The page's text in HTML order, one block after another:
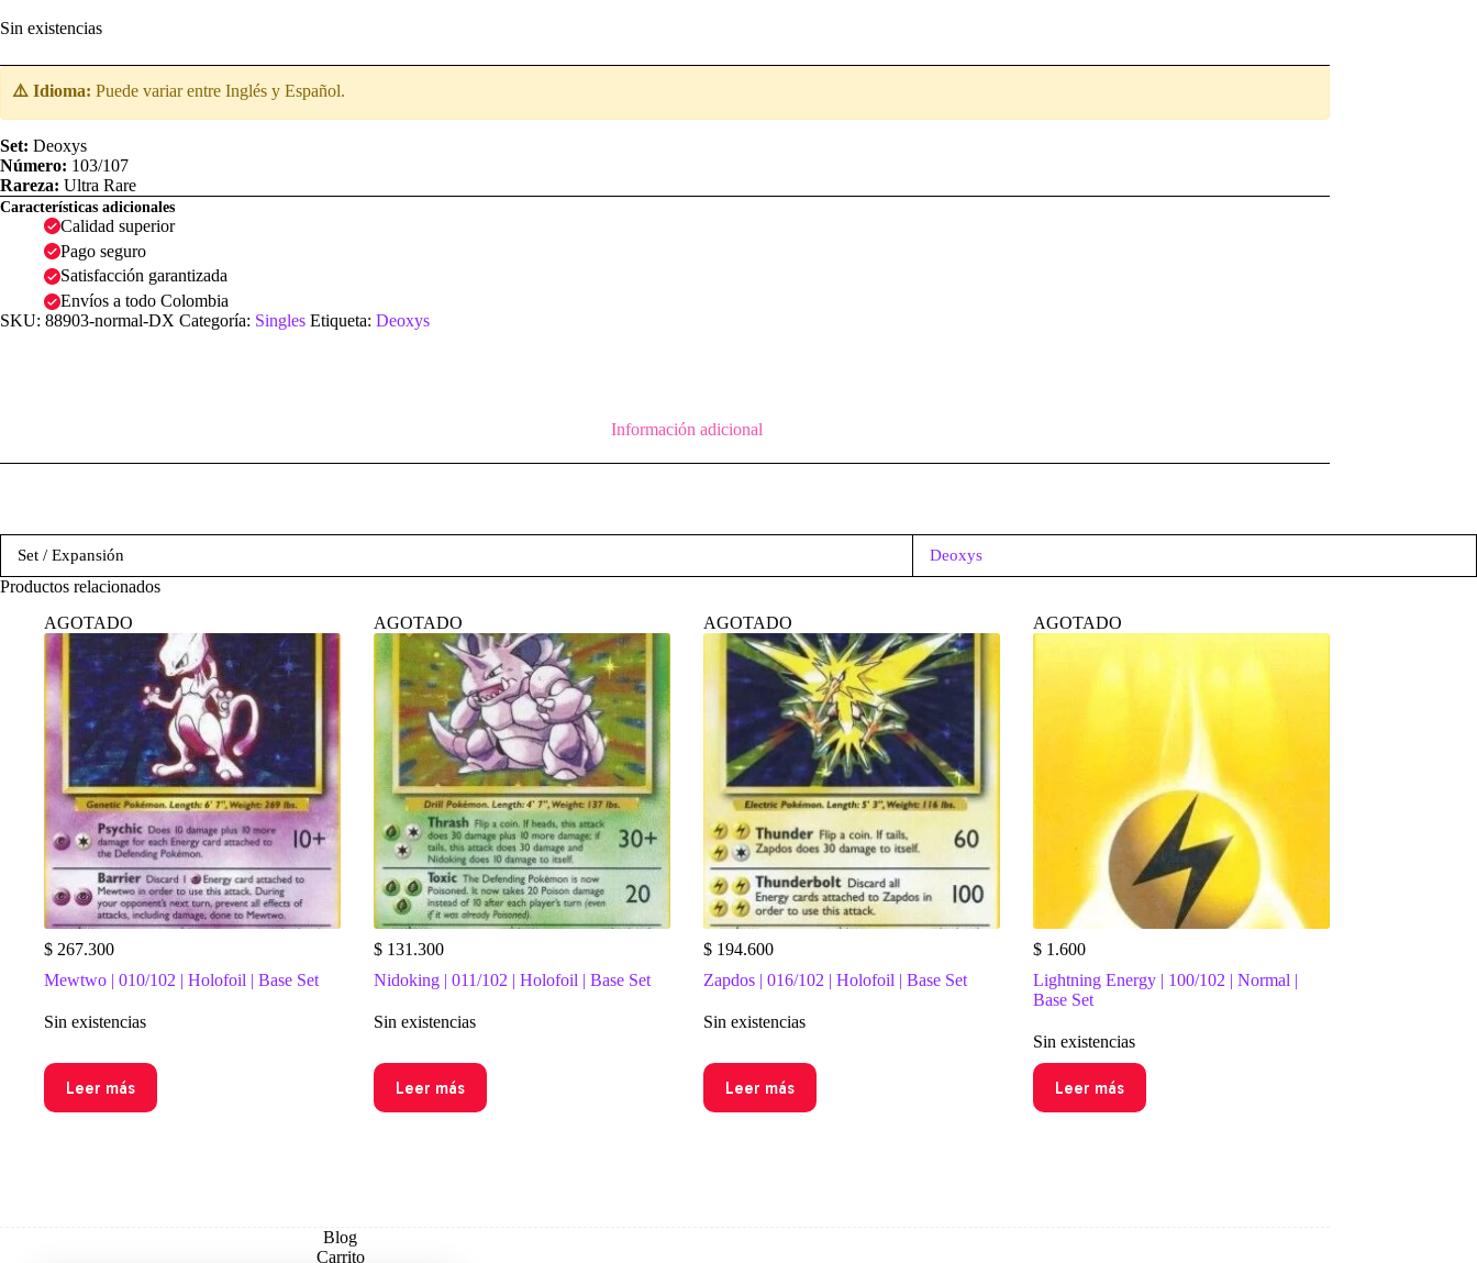
Sin existencias
⚠️ Idioma: Puede variar entre Inglés y Español.
Set: Deoxys
Número: 103/107
Rareza: Ultra Rare
Características adicionales
Calidad superior
Pago seguro
Satisfacción garantizada
Envíos a todo Colombia
SKU: 88903-normal-DX Categoría: Singles Etiqueta: Deoxys
Información adicional
Set / Expansión Deoxys
Productos relacionados
AGOTADO
$ 267.300
Mewtwo | 010/102 | Holofoil | Base Set
Sin existencias
Leer más
AGOTADO
$131.300
Nidoking | 011/102 | Holofoil | Base Set
Sin existencias
Leer más
AGOTADO
$194.600
Zapdos | 016/102 | Holofoil | Base Set
Sin existencias
Leer más
AGOTADO
$1.600
Lightning Energy | 100/102 | Normal |
Base Set
Sin existencias
Leer más
Blog
Carrito